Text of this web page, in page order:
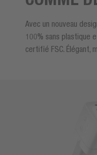
Avec un nouveau
100% sans plastique
certifié FSC. Élégant,